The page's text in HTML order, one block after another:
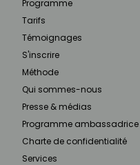
Programme
Tarifs
Témoignages
S'inscrire
Méthode
Qui sommes-nous
Presse & médias
Programme ambassadrice
Charte de confidentialité
Services